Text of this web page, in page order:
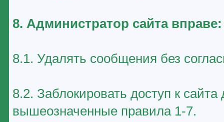
8. Администратор сайта вправе:
8.1. Удалять сообщения без
8.2. Заблокировать доступ к
вышеозначенные правила 1-7.